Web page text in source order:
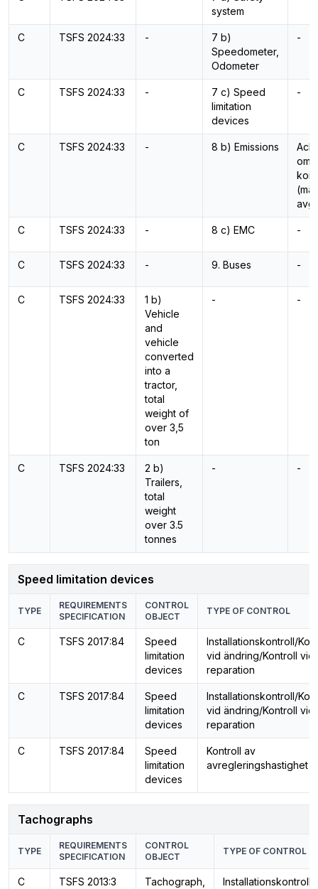
system
C TSFS 2024:33 -
7 b)
Speedometer,
Odometer
-
C TSFS 2024:33 -
7 c) Speed
limitation
devices
-
C TSFS 2024:33 - 8 b) Emissions
C TSFS 2024:33 - 8 c) EMC -
C TSFS 2024:33 - 9. Buses -
C TSFS 2024:33
1 b)
Vehicle
and
vehicle
converted
into a
tractor,
total
weight of
over 3,5
ton
- -
C TSFS 2024:33
2 b)
Trailers,
total
weight
over 3.5
tonnes
- -
Speed limitation devices
TYPE
REQUIREMENTS
SPECIFICATION
CONTROL
OBJECT
TYPE OF CONTROL
C TSFS 2017:84
Speed
limitation
devices
Installationskontroll/
vid ändring/Kontroll vid
reparation
C TSFS 2017:84
Speed
limitation
devices
Installationskontroll/
vid ändring/Kontroll vid
reparation
C TSFS 2017:84
Speed
limitation
devices
Kontroll av
avregleringshastighet
Tachographs
TYPE
REQUIREMENTS
SPECIFICATION
CONTROL
OBJECT
TYPE OF CONTROL
C TSFS 2013:3
Tachograph,